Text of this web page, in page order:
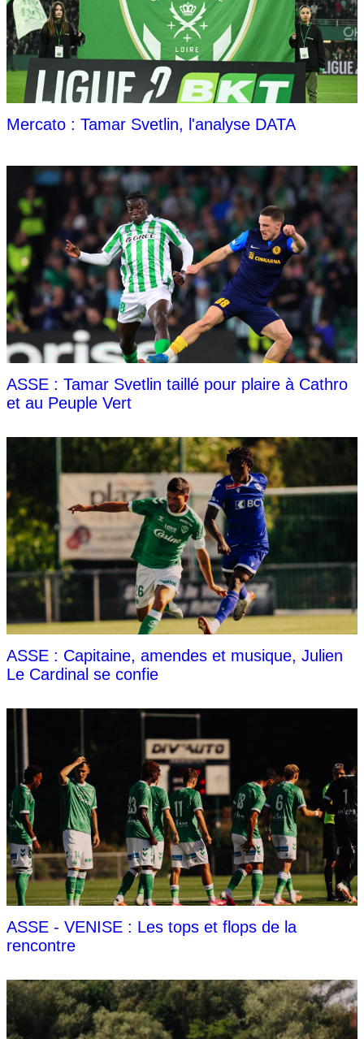
Mercato : Tamar Svetlin, l'analyse DATA
ASSE : Tamar Svetlin taillé pour plaire à Cathro
et au Peuple Vert
ASSE : Capitaine, amendes et musique, Julien
Le Cardinal se confie
ASSE - VENISE : Les tops et flops de la
rencontre